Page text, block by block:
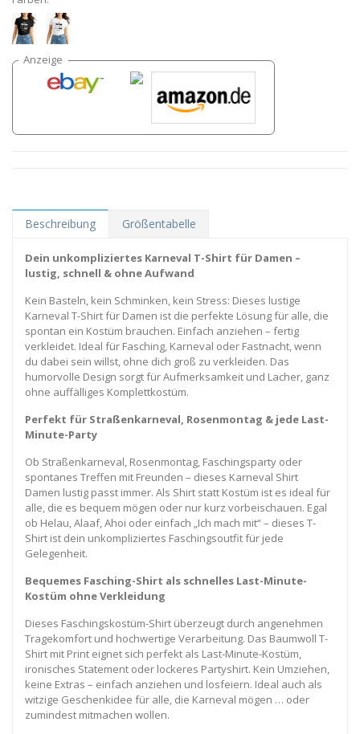
Beschreibung Größentabelle
Dein unkompliziertes Karneval T-Shirt für Damen –
lustig, schnell & ohne Aufwand
Kein Basteln, kein Schminken, kein Stress: Dieses lustige
Karneval T-Shirt für Damen ist die perfekte Lösung für alle, die
spontan ein Kostüm brauchen. Einfach anziehen – fertig
verkleidet. Ideal für Fasching, Karneval oder Fastnacht, wenn
du dabei sein willst, ohne dich groß zu verkleiden. Das
humorvolle Design sorgt für Aufmerksamkeit und Lacher, ganz
ohne auffälliges Komplettkostüm.
Perfekt für Straßenkarneval, Rosenmontag & jede Last-
Minute-Party
Ob Straßenkarneval, Rosenmontag, Faschingsparty oder
spontanes Treffen mit Freunden – dieses Karneval Shirt
Damen lustig passt immer. Als Shirt statt Kostüm ist es ideal für
alle, die es bequem mögen oder nur kurz vorbeischauen. Egal
ob Helau, Alaaf, Ahoi oder einfach „Ich mach mit“ – dieses T-
Shirt ist dein unkompliziertes Faschingsoutfit für jede
Gelegenheit.
Bequemes Fasching-Shirt als schnelles Last-Minute-
Kostüm ohne Verkleidung
Dieses Faschingskostüm-Shirt überzeugt durch angenehmen
Tragekomfort und hochwertige Verarbeitung. Das Baumwoll T-
Shirt mit Print eignet sich perfekt als Last-Minute-Kostüm,
ironisches Statement oder lockeres Partyshirt. Kein Umziehen,
keine Extras – einfach anziehen und losfeiern. Ideal auch als
witzige Geschenkidee für alle, die Karneval mögen … oder
zumindest mitmachen wollen.